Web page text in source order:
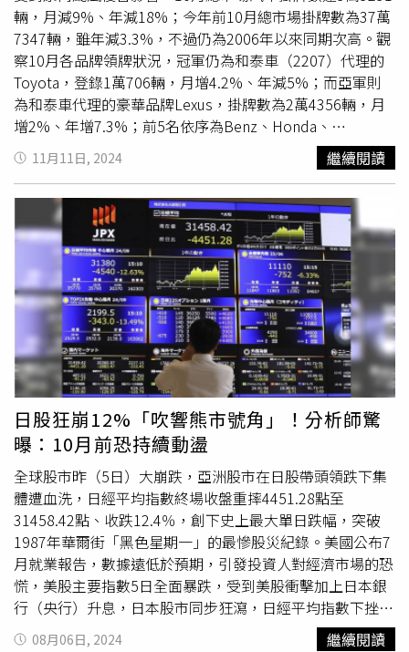
鬆，更讓 SUI 125 成為都會生活中一道亮麗的風景線 。
（圖／SUZUKI提供。）不僅SUI 125 繽紛上 市 Saluto 125
也帶來三款全新經典配色，將車款設計由著名義大利設計師
Alessandro Tartarini 操刀的優雅義式美學提升至全新高
度。這次推出的三款新色，延續了 Saluto 125 的經典美學
風格：「 維蘇威黑」帶來深邃穩重的氣息，低調而奢華，
黑色車身在光影間更顯精緻與質感「蒙地拿紅」擁有濃烈的
紅色基調， 充滿熱情奔放的自信氛圍 ，無論在哪裡都能輕
鬆吸引目光，是騎士在都市中彰顯個性的完美選擇「卡拉拉
白」則以義大利知名的卡拉拉大理石為靈感，純淨而優雅，
適合追求高雅格調的騎士，讓每位騎士都能騎出一份優雅與
氣度，更成為都市騎行中一道時尚風景。為了提供更優異的
油耗表現，SUZUKI台鈴工業將旗下國產速克達全系列，全
面換裝全新ECU（電子控制單元），進一步優化引擎的燃燒
效率和動力輸出使油耗表現較以往更加出色 Saluto 125 從
現行款的47.4km/ L ，提升到51.9km/ L SUI 125 更從現行
款的 4 6 8 km/ L ，提升到 51. 1 km/ L ，能源效率也從4級
提升為3級 。讓動力與燃油效率之間達到最完美的絕佳平衡
騎士能夠享受更高效的燃油使用率，也使得每次出行更加環
保、經濟；SEP引擎依舊保持了強勁的動力，並配備多樣貼
心且實用的設計，進一步滿足都會通勤的需求。為都市通勤
帶來更舒適節能的騎行體驗。（圖／SUZUKI提供。）此
外，SUZUKI台鈴工業更針對 Saluto 125 與國內知名精品廠
商聯手推出多樣化的改裝精品，包含外觀配件、車身保護件
及載物系統等多項精品，旨在增添實用性與美觀度。例如，
擁有復古感的黑化後保桿不僅提升車身的安全性，也為車款
增添了經典風格。此外，多款外觀配件，如夢幻藍前風鏡、
黑化後座靠墊與黑化鋁合金後貨架，讓騎士可以打造出屬於
自己的復古風格。這些改裝精品不僅讓 Saluto 125 更具魅
輛，月減9%、年減18%；今年前10月總市場掛牌數為37萬
7347輛，雖年減3.3%，不過仍為2006年以來同期次高。觀
察10月各品牌領牌狀況，冠軍仍為和泰車（2207）代理的
Toyota，登錄1萬706輛，月增4.2%、年減5%；而亞軍則
為和泰車代理的豪華品牌Lexus，掛牌數為2萬4356輛，月
增2%、年增7.3%；前5名依序為Benz、Honda、
Hyundai。而Toyota與Lexus在10月合計登錄1萬2873萬
輛，年減3.1%，市占38.7%，累計雙品牌前10月領牌數12
萬6745輛，年減1.8%、市占33.6%，其中Toyota市占達
27.1%。在10月車款銷售方面，Toyota Corolla Cross小改
款上市後即以3,467輛坐穩銷售冠軍，小商車霸主Town
Ace、進口休旅RAV4及跨界輕休旅Yaris Cross也分別以
2,034、1,597及1,285輛的銷售成績囊括全市場前4名，也是
10月唯4款單月銷量破千的車款。第5至第10名銷售車款為
Mitsubishi Veryca、Lexus NX、Honda CR-V、Toyota
Corolla、Benz GLC及Ford Kuga。至於進口熱銷休旅車款
排行前5名則依序為：Toyota RAV4掛牌數1,597輛、Mazda
CX-5銷量458輛、Kia Sportage銷量394輛、SuzukiJimny銷
量324輛及Volkswagen Tiguan銷量238輛。
11月11日, 2024 繼續閱讀
日股狂崩12%「吹響熊市號角」！分析師驚
曝：10月前恐持續動盪
全球股市昨（5日）大崩跌，亞洲股市在日股帶頭領跌下集
體遭血洗，日經平均指數終場收盤重摔4451.28點至
31458.42點、收跌12.4％，創下史上最大單日跌幅，突破
1987年華爾街「黑色星期一」的最慘股災紀錄。美國公布7
月就業報告，數據遠低於預期，引發投資人對經濟市場的恐
慌，美股主要指數5日全面暴跌，受到美股衝擊加上日本銀
行（央行）升息，日本股市同步狂瀉，日經平均指數下挫
12.4％或4451.28點，收在31,458.42點，寫下史上最大單日
08月06日, 2024 繼續閱讀